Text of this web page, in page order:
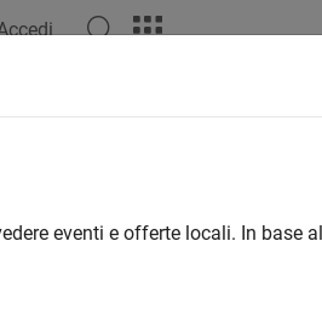
eventi e offerte locali. In base